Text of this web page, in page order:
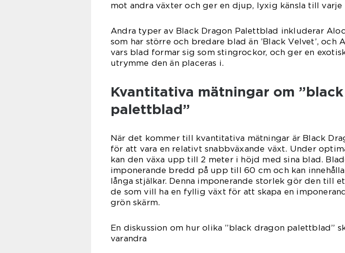
mot andra växter och ger en djup, lyxig känsla till
Andra typer av Black Dragon Palettblad inkluderar
som har större och bredare blad än ’Black Velvet’, och
vars blad formar sig som stingrockor, och ger en
utrymme den än placeras i.
Kvantitativa mätningar om
palettblad”
När det kommer till kvantitativa mätningar är Black
för att vara en relativt snabbväxande växt. Under
kan den växa upp till 2 meter i höjd med sina blad.
imponerande bredd på upp till 60 cm och kan
långa stjälkar. Denna imponerande storlek gör den till
de som vill ha en fyllig växt för att skapa en
grön skärm.
En diskussion om hur olika ”black dragon palettblad”
varandra